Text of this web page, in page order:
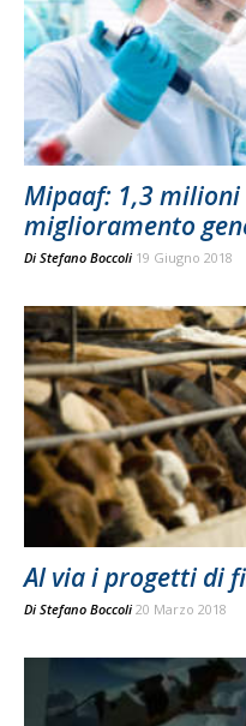
Mipaaf: 1,3
miglioramento
Di Stefano Boccoli 19 Giugno 2018
Al via i progetti di
Di Stefano Boccoli 20 Marzo 2018